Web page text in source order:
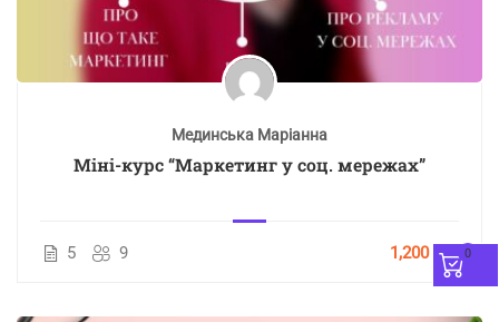
Мединська Маріанна
Міні-курс “Маркетинг у соц. мережах”
5 9 1,200 грн 0